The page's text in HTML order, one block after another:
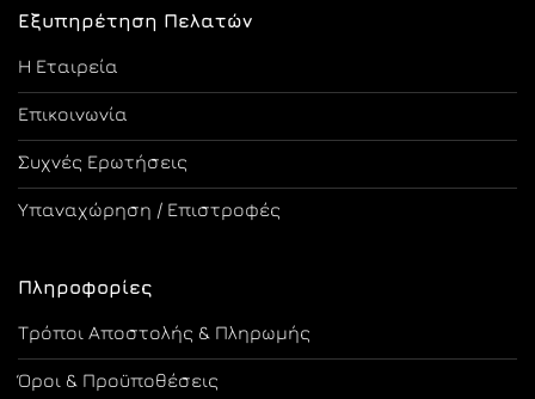
Εξυπηρέτηση Πελατών
Η Εταιρεία
Επικοινωνία
Συχνές Ερωτήσεις
Υπαναχώρηση / Επιστροφές
Πληροφορίες
Τρόποι Αποστολής & Πληρωμής
Όροι & Προϋποθέσεις